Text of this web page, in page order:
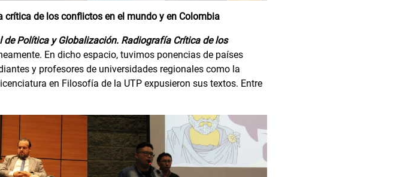
de los conflictos en el mundo y en Colombia
de Política y Globalización. Radiografía Crítica de los
En dicho espacio, tuvimos ponencias de países
y profesores de universidades regionales como la
en Filosofía de la UTP expusieron sus textos. Entre